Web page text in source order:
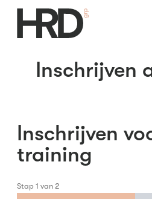
Inschrijven
Inschrijven
training
Stap 1 van 2